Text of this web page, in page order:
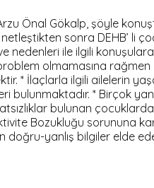
Önal Gökalp, şöyle
sonra DEHB’ li
ile ilgili
olmamasına rağmen
İlaçlarla ilgili ailelerin
bulunmaktadır. *
bulunan
Bozukluğu sorununa
doğru-yanlış bilgiler elde